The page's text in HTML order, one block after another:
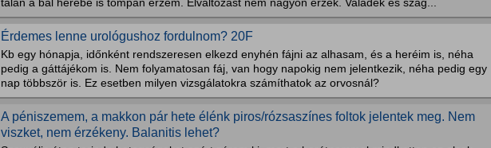
talan a bal herebe is tompan erzem. Elvaltozast nem nagyon erzek. Valadek es szag...
Érdemes lenne urológushoz fordulnom? 20F
Kb egy hónapja, időnként rendszeresen elkezd enyhén fájni az alhasam, és a heréim is, néha
pedig a gáttájékom is. Nem folyamatosan fáj, van hogy napokig nem jelentkezik, néha pedig egy
nap többször is. Ez esetben milyen vizsgálatokra számíthatok az orvosnál?
A péniszemem, a makkon pár hete élénk piros/rózsaszínes foltok jelentek meg. Nem
viszket, nem érzékeny. Balanitis lehet?